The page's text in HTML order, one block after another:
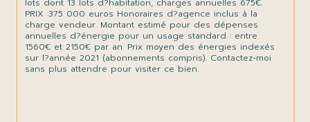
lots dont 13 lots d?habitation, charges annuelles 675€.
PRIX :375 000 euros Honoraires d?agence inclus à la
charge vendeur. Montant estimé pour des dépenses
annuelles d?énergie pour un usage standard : entre
1560€ et 2150€ par an. Prix moyen des énergies indexés
sur l?année 2021 (abonnements compris). Contactez-moi
sans plus attendre pour visiter ce bien.